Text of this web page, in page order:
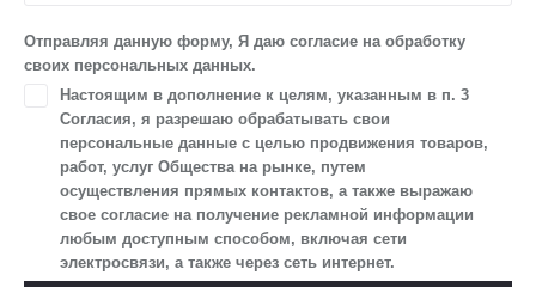
устройства и модели мобильного телефона посетителя сайта,
уникального идентификатора посетителя сайта,
предпочтительного времени и способа для контакта, истории
контактов.
следующие действия: сбор, запись, систематизация,
накопление, хранение, уточнение (обновление, изменение),
извлечение, использование, передача (предоставление, доступ),
блокирование, удаление, уничтожение персональных данных.
Общество обрабатывает персональные данные
с использованием средств автоматизации.
Отправляя данную форму, Я даю согласие на обработку
своих персональных данных.
Настоящим в дополнение к целям, указанным в п. 3
Согласия, я разрешаю обрабатывать свои
персональные данные с целью продвижения товаров,
работ, услуг Общества на рынке, путем
осуществления прямых контактов, а также выражаю
свое согласие на получение рекламной информации
любым доступным способом, включая сети
электросвязи, а также через сеть интернет.